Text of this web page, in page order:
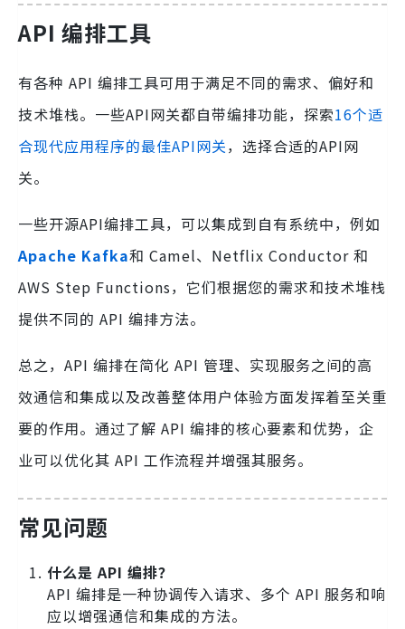
API 编排工具
有各种 API 编排工具可用于满足不同的需求、偏好和
技术堆栈。一些API网关都自带编排功能，探索16个适
合现代应用程序的最佳API网关，选择合适的API网
关。
一些开源API编排工具，可以集成到自有系统中，例如
Apache Kafka和 Camel、Netflix Conductor 和
AWS Step Functions，它们根据您的需求和技术堆栈
提供不同的 API 编排方法。
总之，API 编排在简化 API 管理、实现服务之间的高
效通信和集成以及改善整体用户体验方面发挥着至关重
要的作用。通过了解 API 编排的核心要素和优势，企
业可以优化其 API 工作流程并增强其服务。
常见问题
什么是 API 编排？
API 编排是一种协调传入请求、多个 API 服务和响
应以增强通信和集成的方法。